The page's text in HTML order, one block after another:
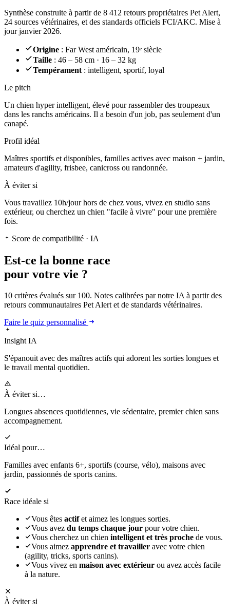
Synthèse construite à partir de 8 412 retours propriétaires Pet Alert,
24 sources vétérinaires, et des standards officiels FCI/AKC. Mise à
jour janvier 2026.
Origine : Far West américain, 19ᵉ siècle
Taille : 46 – 58 cm · 16 – 32 kg
Tempérament : intelligent, sportif, loyal
Le pitch
Un chien hyper intelligent, élevé pour rassembler des troupeaux
dans les ranchs américains. Il a besoin d'un job, pas seulement d'un
canapé.
Profil idéal
Maîtres sportifs et disponibles, familles actives avec maison + jardin,
amateurs d'agility, frisbee, canicross ou randonnée.
À éviter si
Vous travaillez 10h/jour hors de chez vous, vivez en studio sans
extérieur, ou cherchez un chien "facile à vivre" pour une première
fois.
Score de compatibilité · IA
Est-ce la bonne race
pour votre vie ?
10 critères évalués sur 100. Notes calibrées par notre IA à partir des
retours communautaires Pet Alert et de standards vétérinaires.
Faire le quiz personnalisé
Insight IA
S'épanouitavec des maîtres actifs qui adorent les sorties longues et
le travail mental quotidien.
À éviter si…
Longues absences quotidiennes, vie sédentaire, premier chien sans
accompagnement.
Idéal pour…
Familles avec enfants 6+, sportifs (course, vélo), maisons avec
jardin, passionnés de sports canins.
Race idéale si
Vous êtes actifet aimez les longues sorties.
Vous avez du temps chaque jour pour votre chien.
Vous cherchez un chien intelligent et très proche de vous.
Vous aimez apprendre et travailler avec votre chien
(agility, tricks, sports canins).
Vous vivez en maison avec extérieur ou avez accès facile
à la nature.
À éviter si